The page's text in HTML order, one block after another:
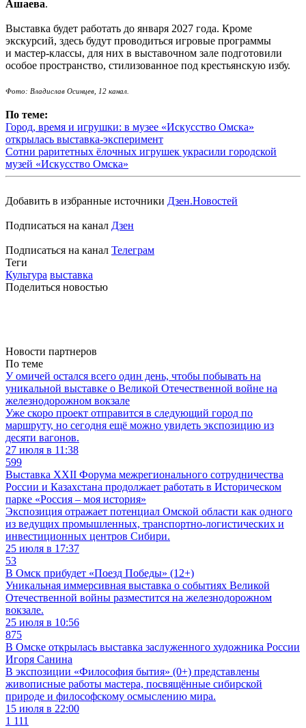
Ашаева.
Выставка будет работать до января 2027 года. Кроме
экскурсий, здесь будут проводиться игровые программы
и мастер-классы, для них в выставочном зале подготовили
особое пространство, стилизованное под крестьянскую избу.
Фото: Владислав Осинцев, 12 канал.
По теме:
Город, время и игрушки: в музее «Искусство Омска»
открылась выставка-эксперимент
Сотни раритетных ёлочных игрушек украсили городской
музей «Искусство Омска»
Добавить в избранные источники Дзен.Новостей
Подписаться на канал Дзен
Подписаться на канал Телеграм
Теги
Культура выставка
Поделиться новостью
Новости партнеров
По теме
У омичей остался всего один день, чтобы побывать на
уникальной выставке о Великой Отечественной войне на
железнодорожном вокзале
Уже скоро проект отправится в следующий город по
маршруту, но сегодня ещё можно увидеть экспозицию из
десяти вагонов.
27 июля в 11:38
599
Выставка XXII Форума межрегионального сотрудничества
России и Казахстана продолжает работать в Историческом
парке «Россия – моя история»
Экспозиция отражает потенциал Омской области как одного
из ведущих промышленных, транспортно-логистических и
инвестиционных центров Сибири.
25 июля в 17:37
53
В Омск прибудет «Поезд Победы» (12+)
Уникальная иммерсивная выставка о событиях Великой
Отечественной войны разместится на железнодорожном
вокзале.
25 июля в 10:56
875
В Омске открылась выставка заслуженного художника России
Игоря Санина
В экспозиции «Философия бытия» (0+) представлены
живописные работы мастера, посвящённые сибирской
природе и философскому осмыслению мира.
15 июля в 22:00
1 111